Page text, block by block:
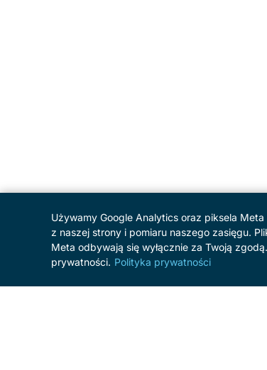
MENU
Używamy Google Analytics oraz piksela
z naszej strony i pomiaru naszego zasięgu.
Meta odbywają się wyłącznie za Twoją
prywatności. Polityka prywatności